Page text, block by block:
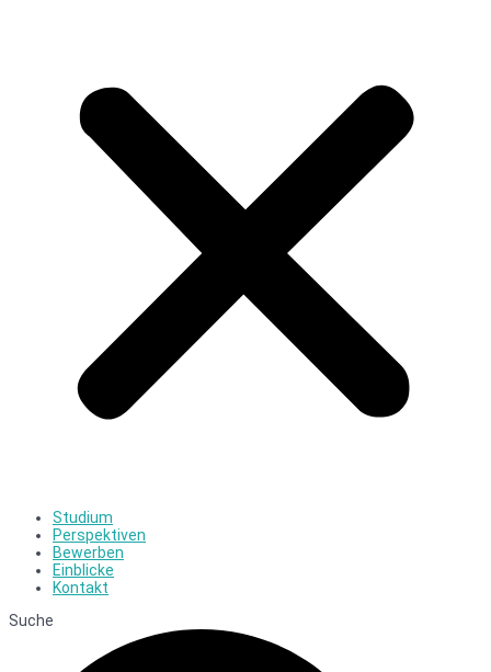
Studium
Perspektiven
Bewerben
Einblicke
Kontakt
Suche